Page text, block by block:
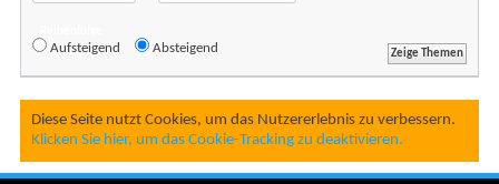
Aufsteigend Absteigend
Diese Seite nutzt Cookies, um das Nutzererlebnis zu verbessern.
Klicken Sie hier, um das Cookie-Tracking zu deaktivieren.